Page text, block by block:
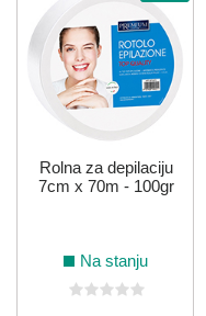
Rolna za depilaciju
7cm x 70m - 100gr
Na stanju